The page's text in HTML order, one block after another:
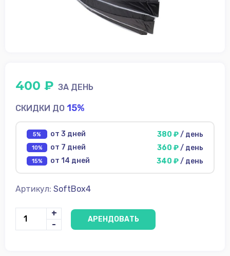
Аренда
Контакты
400 ₽ ЗА ДЕНЬ
СКИДКИ ДО 15%
5% от 3 дней 380 ₽/ день
10% от 7 дней 360 ₽/ день
15% от 14 дней 340 ₽/ день
Артикул: SoftBox4
+
-
АРЕНДОВАТЬ